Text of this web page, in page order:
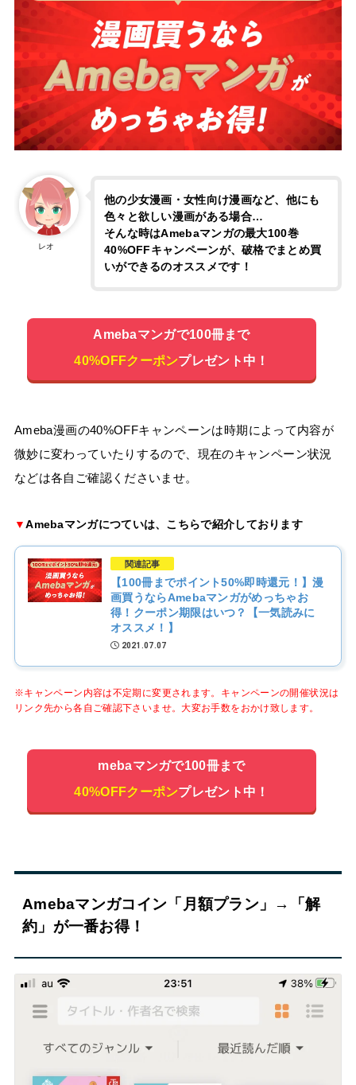
レオ
他の少女漫画・女性向け漫画など、他にも
色々と欲しい漫画がある場合…
そんな時はAmebaマンガの最大100巻
40%OFFキャンペーンが、破格でまとめ買
いができるのオススメです！
Amebaマンガで100冊まで
40%OFFクーポンプレゼント中！
Ameba漫画の40%OFFキャンペーンは時期によって内容が
微妙に変わっていたりするので、現在のキャンペーン状況
などは各自ご確認くださいませ。
▼Amebaマンガにつていは、こちらで紹介しております
関連記事
【100冊までポイント50%即時還元！】漫
画買うならAmebaマンガがめっちゃお
得！クーポン期限はいつ？【一気読みに
オススメ！】
2021.07.07
※キャンペーン内容は不定期に変更されます。キャンペーンの開催状況は
リンク先から各自ご確認下さいませ。大変お手数をおかけ致します。
mebaマンガで100冊まで
40%OFFクーポンプレゼント中！
Amebaマンガコイン「月額プラン」→「解
約」が一番お得！